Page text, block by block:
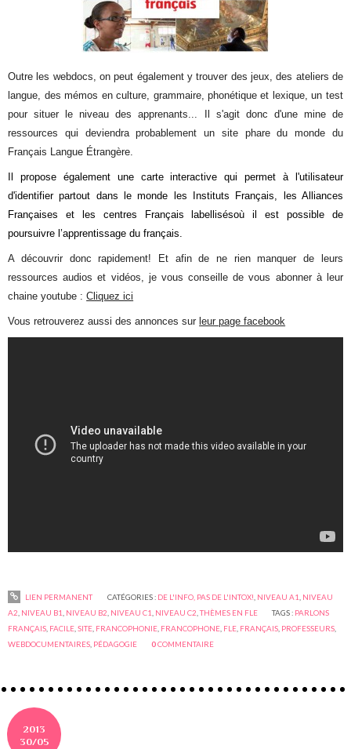
Outre les webdocs, on peut également y trouver des jeux, des ateliers de
langue, des mémos en culture, grammaire, phonétique et lexique, un test
pour situer le niveau des apprenants... Il s'agit donc d'une mine de
ressources qui deviendra probablement un site phare du monde du
Français Langue Étrangère.
l propose également une carte interactive qui permet à l'utilisateur
d'identifier partout dans le monde les Instituts Français, les Alliances
Françaises et les centres Français labellisésoù il est possible de
poursuivre l’apprentissage du français.
A découvrir donc rapidement! Et afin de ne rien manquer de leurs
ressources audios et vidéos, je vous conseille de vous abonner à leur
chaine youtube :Cliquez ici
Vous retrouverez aussi des annonces sur leur page facebook
LIEN PERMANENT CATÉGORIES : DE L'INFO, PAS DE L'INTOX! NIVEAU A1 NIVEAU
A2 NIVEAU B1 NIVEAU B2 NIVEAU C1 NIVEAU C2 ,THÈMES EN FLE TAGS : PARLONS
FRANÇAIS FACILE ,SITE FRANCOPHONIE FRANCOPHONE FLE FRANÇAIS PROFESSEURS
WEBDOCUMENTAIRES PÉDAGOGIE 0COMMENTAIRE
2013
30/05